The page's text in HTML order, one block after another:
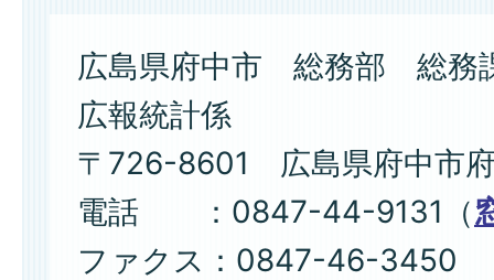
広島県府中市 総務部 総務
広報統計係
〒726-8601 広島県府中市
電話 ：0847-44-9131（
ファクス：0847-46-3450